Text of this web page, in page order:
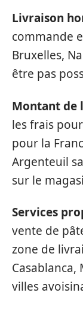
Livraison
commande
Bruxelles,
être pas
Montant de
les frais
pour la
Argenteuil
sur le
Services
vente de
zone de
villes